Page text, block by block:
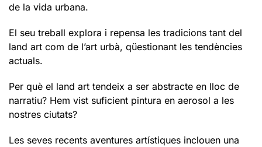
de la vida urbana.
El seu treball explora i repensa les tradicions tant del
land art com de l’art urbà, qüestionant les tendències
actuals.
Per què el land art tendeix a ser abstracte en lloc de
narratiu? Hem vist suficient pintura en aerosol a les
nostres ciutats?
Les seves recents aventures artístiques inclouen una